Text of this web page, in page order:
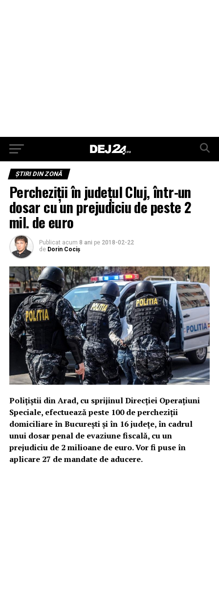
ŞTIRI DIN ZONĂ
Percheziții în județul Cluj, într-un
dosar cu un prejudiciu de peste 2
mil. de euro
Publicat acum 8 ani pe 2018-02-22
de Dorin Cociș
Polițiștii din Arad, cu sprijinul Direcției Operațiuni
Speciale, efectuează peste 100 de percheziții
domiciliare în București și în 16 județe, în cadrul
unui dosar penal de evaziune fiscală, cu un
prejudiciu de 2 milioane de euro. Vor fi puse în
aplicare 27 de mandate de aducere.